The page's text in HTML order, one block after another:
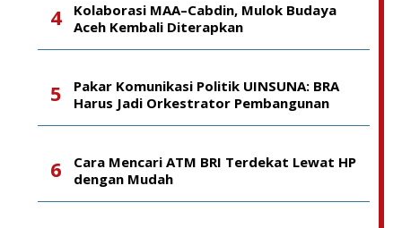
Kolaborasi MAA–Cabdin, Mulok Budaya
Aceh Kembali Diterapkan
Pakar Komunikasi Politik UINSUNA: BRA
Harus Jadi Orkestrator Pembangunan
Cara Mencari ATM BRI Terdekat Lewat HP
dengan Mudah